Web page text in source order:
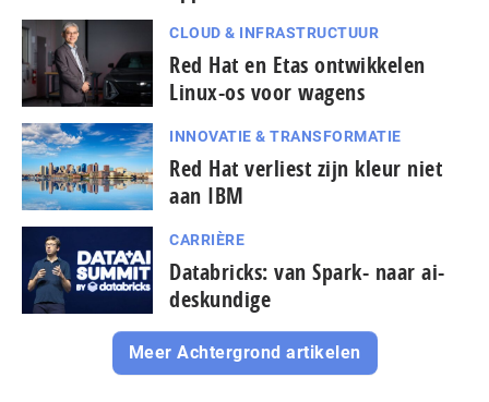
CLOUD & INFRASTRUCTUUR
Red Hat en Etas ontwikkelen
Linux-os voor wagens
INNOVATIE & TRANSFORMATIE
Red Hat verliest zijn kleur niet
aan IBM
CARRIÈRE
Databricks: van Spark- naar ai-
deskundige
Meer Achtergrond artikelen